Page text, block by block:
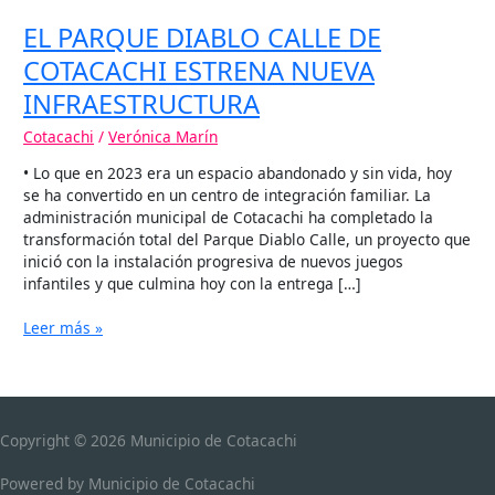
EL PARQUE DIABLO CALLE DE
COTACACHI ESTRENA NUEVA
INFRAESTRUCTURA
Cotacachi /Verónica Marín
• Lo que en 2023 era un espacio abandonado y sin vida, hoy
se ha convertido en un centro de integración familiar. La
administración municipal de Cotacachi ha completado la
transformación total del Parque Diablo Calle, un proyecto que
inició con la instalación progresiva de nuevos juegos
infantiles y que culmina hoy con la entrega […]
Leer más »
Copyright © 2026 Municipio de Cotacachi
Powered by Municipio de Cotacachi